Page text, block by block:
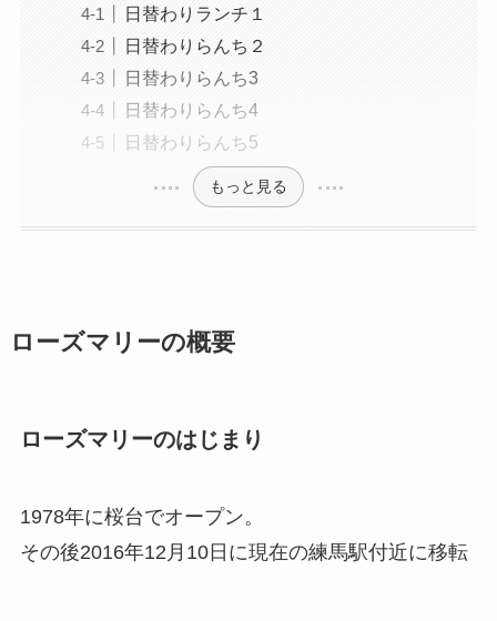
日替わりランチ１
日替わりらんち２
日替わりらんち3
日替わりらんち4
日替わりらんち5
もっと見る
ローズマリーの概要
ローズマリーのはじまり
1978年に桜台でオープン。
その後2016年12月10日に現在の練馬駅付近に移転